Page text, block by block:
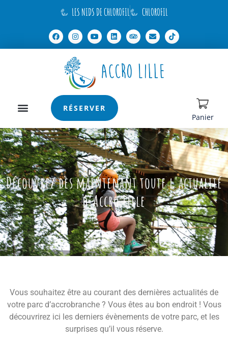
LES NIDS DE CHLOROFIL CHLOROFIL
RÉSERVER
Panier
Découvrez dès maintenant toute l'actualité
d’Accro Lille
Vous souhaitez être au courant des dernières actualités de
votre parc d’accrobranche ? Vous êtes au bon endroit ! Vous
découvrirez ici les derniers évènements de votre parc, et les
surprises qu’il vous réserve.